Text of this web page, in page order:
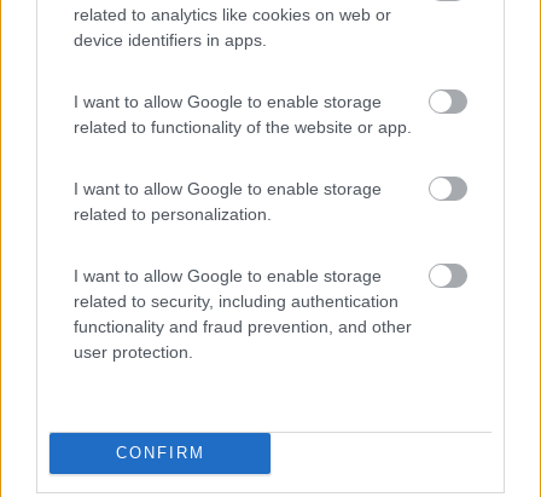
related to analytics like cookies on web or
device identifiers in apps.
I want to allow Google to enable storage
related to functionality of the website or app.
I want to allow Google to enable storage
related to personalization.
I want to allow Google to enable storage
related to security, including authentication
functionality and fraud prevention, and other
user protection.
CONFIRM
Area di sosta (PS)
Agriturismo Il Gufo
6,5 2
Servizi / Posizione
A 18 km da uscita Grottammare a 1 km dal centro di
Offida...